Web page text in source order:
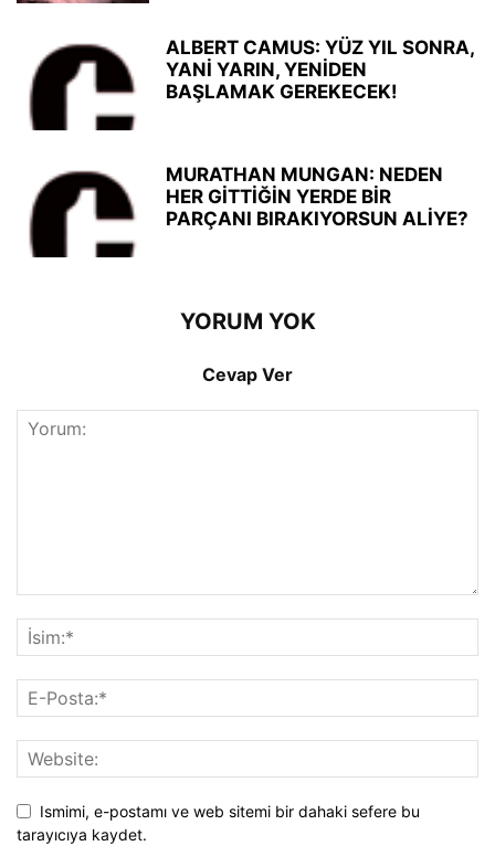
ALBERT CAMUS: YÜZ YIL SONRA,
YANİ YARIN, YENİDEN
BAŞLAMAK GEREKECEK!
MURATHAN MUNGAN: NEDEN
HER GİTTİĞİN YERDE BİR
PARÇANI BIRAKIYORSUN ALİYE?
YORUM YOK
Cevap Ver
Ismimi, e-postamı ve web sitemi bir dahaki sefere bu
tarayıcıya kaydet.